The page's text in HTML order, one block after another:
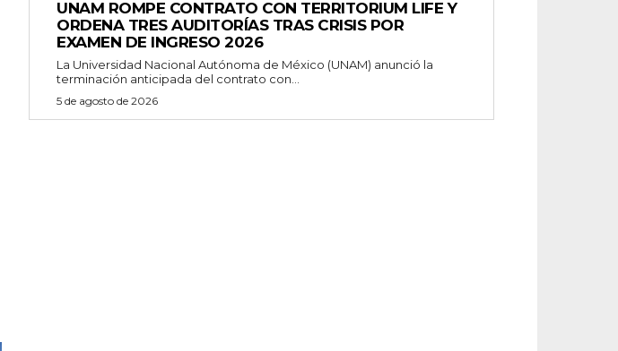
UNAM ROMPE CONTRATO CON TERRITORIUM LIFE Y
ORDENA TRES AUDITORÍAS TRAS CRISIS POR
EXAMEN DE INGRESO 2026
La Universidad Nacional Autónoma de México (UNAM) anunció la
terminación anticipada del contrato con...
5 de agosto de 2026